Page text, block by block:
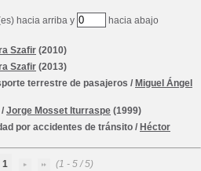
hacia arriba y hacia abajo
Szafir (2010)
Szafir (2013)
terrestre de pasajeros / Miguel Ángel
/ Jorge Mosset Iturraspe (1999)
por accidentes de tránsito / Héctor
1 (1 - 5 / 5)